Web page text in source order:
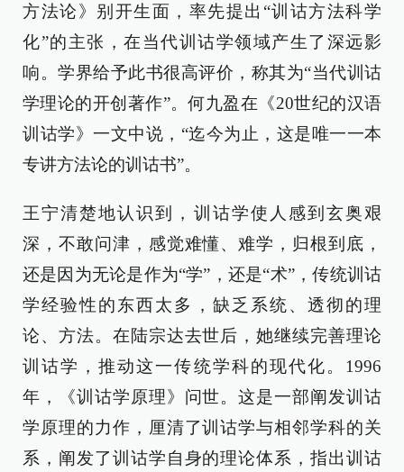
方法论》别开生面，率先提出“训诂方法科学
化”的主张，在当代训诂学领域产生了深远影
响。学界给予此书很高评价，称其为“当代训诂
学理论的开创著作”。何九盈在《20世纪的汉语
训诂学》一文中说，“迄今为止，这是唯一一本
专讲方法论的训诂书”。
王宁清楚地认识到，训诂学使人感到玄奥艰
深，不敢问津，感觉难懂、难学，归根到底，
还是因为无论是作为“学”，还是“术”，传统训诂
学经验性的东西太多，缺乏系统、透彻的理
论、方法。在陆宗达去世后，她继续完善理论
训诂学，推动这一传统学科的现代化。1996
年，《训诂学原理》问世。这是一部阐发训诂
学原理的力作，厘清了训诂学与相邻学科的关
系，阐发了训诂学自身的理论体系，指出训诂